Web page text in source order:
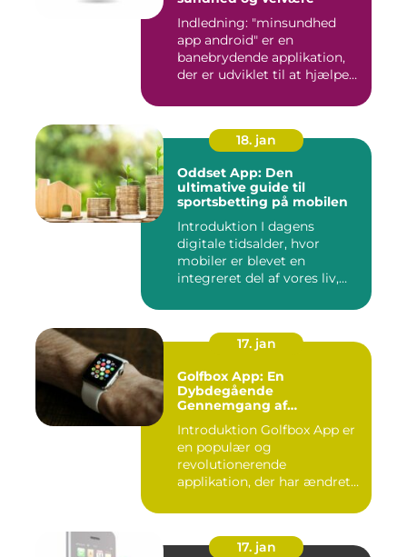
Indledning: "minsundhed
app android" er en
banebrydende applikation,
der er udviklet til at hjælpe
18. jan
Oddset App: Den
ultimative guide til
sportsbetting på mobilen
Introduktion I dagens
digitale tidsalder, hvor
mobiler er blevet en
integreret del af vores liv,
17. jan
Golfbox App: En
Dybdegående
Gennemgang af
Introduktion Golfbox App er
en populær og
revolutionerende
applikation, der har ændret
17. jan